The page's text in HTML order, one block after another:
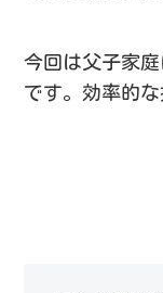
今回は父子家
です。効率的